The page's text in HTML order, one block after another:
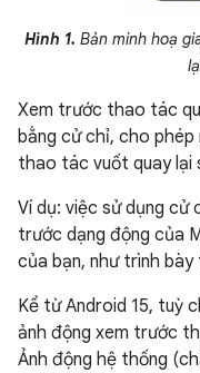
Hình 1. Bản minh hoạ
Xem trước thao tác
bằng cử chỉ, cho
thao tác vuốt quay lại
Ví dụ: việc sử dụng cử
trước dạng động của
của bạn, như trình bày
Kể từ Android 15, tuỳ
ảnh động xem trước
Ảnh động hệ thống